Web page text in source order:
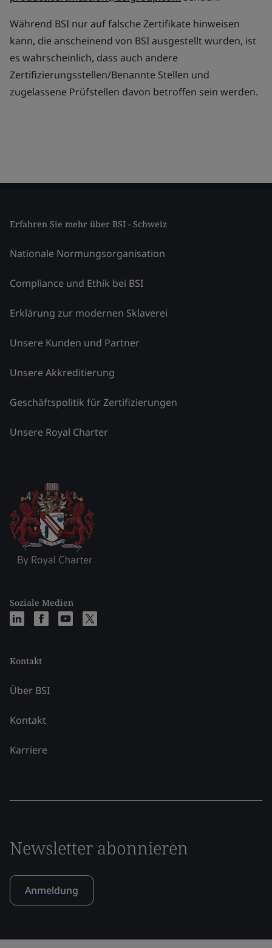
Während BSI nur auf falsche Zertifikate hinweisen
kann, die anscheinend von BSI ausgestellt wurden, ist
es wahrscheinlich, dass auch andere
Zertifizierungsstellen/Benannte Stellen und
zugelassene Prüfstellen davon betroffen sein werden.
Erfahren Sie mehr über BSI - Schweiz
Nationale Normungsorganisation
Compliance und Ethik bei BSI
Erklärung zur modernen Sklaverei
Unsere Kunden und Partner
Unsere Akkreditierung
Geschäftspolitik für Zertifizierungen
Unsere Royal Charter
Soziale Medien
Kontakt
Über BSI
Kontakt
Karriere
Newsletter abonnieren
Anmeldung